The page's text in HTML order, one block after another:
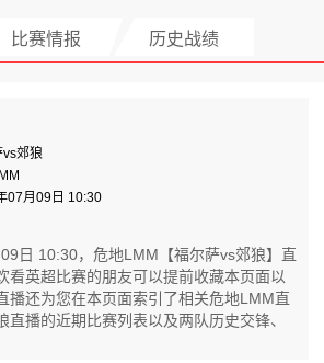
比赛情报 历史战绩
vs郊狼
07月09日 10:30
日 10:30，危地LMM【福尔萨vs郊狼】直
看英超比赛的朋友可以提前收藏本页面以
播还为您在本页面索引了相关危地LMM直
直播的近期比赛列表以及两队历史交锋、